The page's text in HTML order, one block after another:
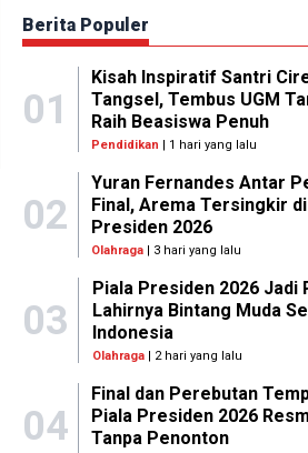
Berita Populer
01
Kisah Inspiratif Santri
Tangsel, Tembus UGM
Raih Beasiswa Penuh
Pendidikan | 1 hari yang lalu
02
Yuran Fernandes Antar
Final, Arema Tersingkir
Presiden 2026
Olahraga | 3 hari yang lalu
03
Piala Presiden 2026 Jadi
Lahirnya Bintang Muda
Indonesia
Olahraga| 2 hari yang lalu
04
Final dan Perebutan
Piala Presiden 2026
Tanpa Penonton